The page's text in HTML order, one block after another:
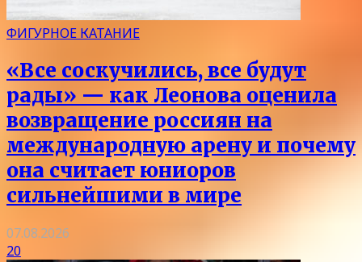
ФИГУРНОЕ КАТАНИЕ
«Все соскучились, все будут
рады» — как Леонова оценила
возвращение россиян на
международную арену и почему
она считает юниоров
сильнейшими в мире
07.08.2026
20